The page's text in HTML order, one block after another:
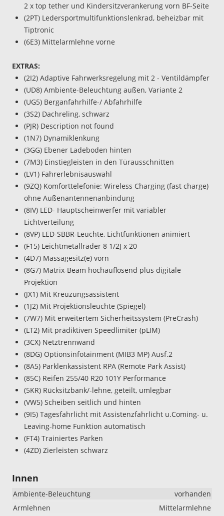
2 x top tether und Kindersitzverankerung vorn BF-Seite
(2PT) Ledersportmultifunktionslenkrad, beheizbar mit
Tiptronic
(6E3) Mittelarmlehne vorne
EXTRAS:
(2I2) Adaptive Fahrwerksregelung mit 2 - Ventildämpfer
(UD8) Ambiente-Beleuchtung außen, Variante 2
(UG5) Berganfahrhilfe-/ Abfahrhilfe
(3S2) Dachreling, schwarz
(PJR) Description not found
(1N7) Dynamiklenkung
(3GG) Ebener Ladeboden hinten
(7M3) Einstiegleisten in den Türausschnitten
(LV1) Fahrerlebnisauswahl
(9ZQ) Komforttelefonie: Wireless Charging (fast charge)
ohne Außenantennenanbindung
(8IV) LED- Hauptscheinwerfer mit variabler
Lichtverteilung
(8VP) LED-SBBR-Leuchte, Lichtfunktionen animiert
(F15) Leichtmetallräder 8 1/2J x 20
(4D7) Massagesitz(e) vorn
(8G7) Matrix-Beam hochauflösend plus digitale
Projektion
(JX1) Mit Kreuzungsassistent
(1J2) Mit Projektionsleuchte (Spiegel)
(7W7) Mit erweitertem Sicherheitssystem (PreCrash)
(LT2) Mit prädiktiven Speedlimiter (pLIM)
(3CX) Netztrennwand
(8DG) Optionsinfotainment (MIB3 MP) Ausf.2
(8A5) Parklenkassistent RPA (Remote Park Assist)
(85C) Reifen 255/40 R20 101Y Performance
(5KR) Rücksitzbank/-lehne, geteilt, umlegbar
(VW5) Scheiben seitlich und hinten
(9I5) Tagesfahrlicht mit Assistenzfahrlicht u.Coming- u.
Leaving-home Funktion automatisch
(FT4) Trainiertes Parken
(4ZD) Zierleisten schwarz
Innen
Ambiente-Beleuchtung
vorhanden
Armlehnen
Mittelarmlehne